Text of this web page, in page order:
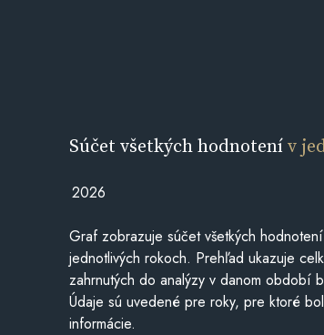
Súčet všetkých hodnotenív
2026
Graf zobrazuje súčet všetkých
jednotlivých rokoch. Prehľad ukazuje
zahrnutých do analýzy v danom období
Údaje sú uvedené pre roky, pre ktoré
informácie.